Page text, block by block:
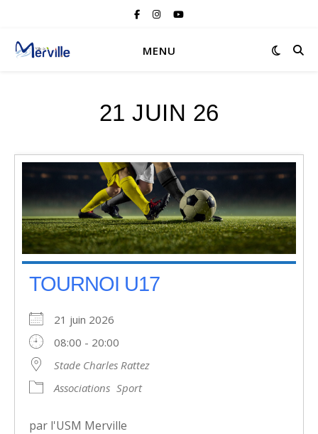
MENU
21 JUIN 26
TOURNOI U17
21 juin 2026
08:00 - 20:00
Stade Charles Rattez
Associations Sport
par l'USM Merville